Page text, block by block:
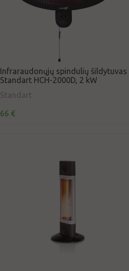
Infraraudonųjų spindulių šildytuvas
Standart HCH-2000D, 2 kW
Standart
66 €